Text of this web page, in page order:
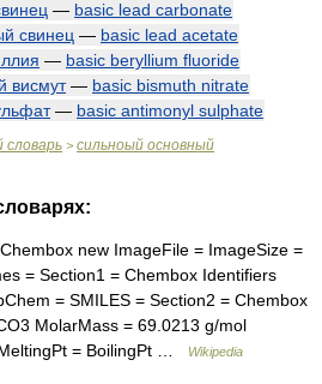
— basic lead carbonate
свинец — basic lead acetate
— basic beryllium fluoride
висмут— basic bismuth nitrate
— basic antimonyl sulphate
словарь > сильноый основный
new ImageFile = ImageSize =
= Section1 = Chembox Identifiers
= SMILES = Section2 = Chembox
MolarMass = 69.0213 g/mol
= BoilingPt …
Wikipedia